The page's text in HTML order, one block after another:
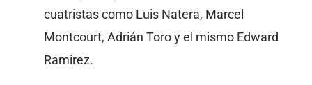
cuatristas como Luis Natera, Marcel
Montcourt, Adrián Toro y el mismo Edward
Ramirez.